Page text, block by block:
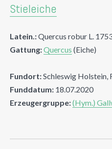
Stieleiche
Latein.:Quercus robur L.
Gattung:Quercus (Eiche)
Fundort:Schleswig Holstein,
Funddatum: 18.07.2020
Erzeugergruppe:(Hym.)